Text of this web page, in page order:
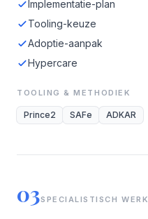
Implementatie-plan
Tooling-keuze
Adoptie-aanpak
Hypercare
TOOLING & METHODIEK
Prince2 SAFe ADKAR
03SPECIALISTISCH WERK